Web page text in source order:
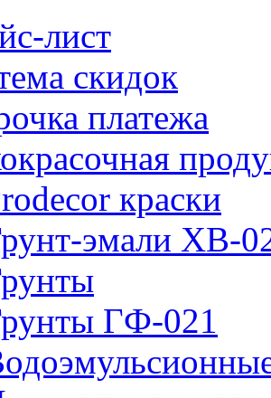
лист
скидок
платежа
краски
эмали ХВ-
ГФ-021